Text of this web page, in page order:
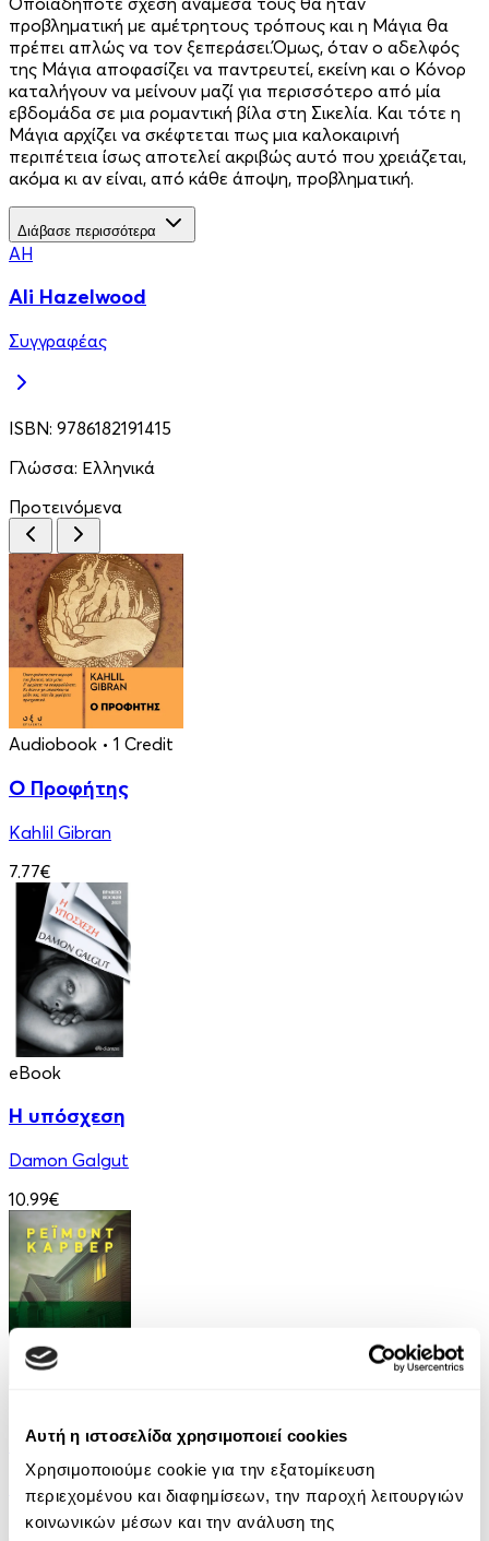
Αυτή η ιστοσελίδα χρησιμοποιεί cookies
Χρησιμοποιούμε cookie για την εξατομίκευση
περιεχομένου και διαφημίσεων, την παροχή λειτουργιών
κοινωνικών μέσων και την ανάλυση της
προβληματική με αμέτρητους τρόπους και η Μάγια θα
πρέπει απλώς να τον ξεπεράσει.Όμως, όταν ο αδελφός
της Μάγια αποφασίζει να παντρευτεί, εκείνη και ο Κόνορ
καταλήγουν να μείνουν μαζί για περισσότερο από μία
εβδομάδα σε μια ρομαντική βίλα στη Σικελία. Και τότε η
Μάγια αρχίζει να σκέφτεται πως μια καλοκαιρινή
περιπέτεια ίσως αποτελεί ακριβώς αυτό που χρειάζεται,
ακόμα κι αν είναι, από κάθε άποψη, προβληματική.
Διάβασε περισσότερα
AH
Ali Hazelwood
Συγγραφέας
ISBN: 9786182191415
Γλώσσα: Ελληνικά
Προτεινόμενα
Audiobook • 1 Credit
Ο Προφήτης
Kahlil Gibran
7.77€
eBook
Η υπόσχεση
Damon Galgut
10.99€
Ελέφαντας
Ρέιμοντ Κάρβερ
7.99€